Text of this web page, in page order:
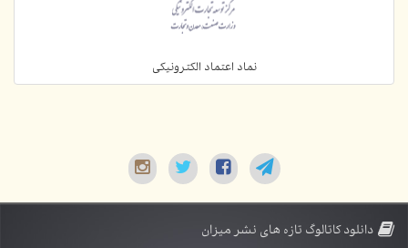
نماد اعتماد الکترونیکی
دانلود کاتالوگ تازه های نشر میزان